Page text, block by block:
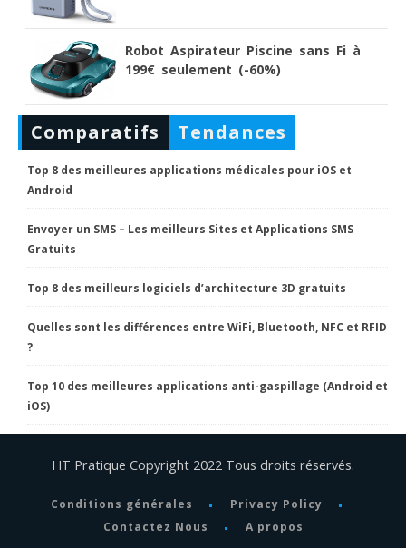
Robot Aspirateur Piscine sans Fi à
199€ seulement (-60%)
Comparatifs Tendances
Top 8 des meilleures applications médicales pour iOS et
Android
Envoyer un SMS – Les meilleurs Sites et Applications SMS
Gratuits
Top 8 des meilleurs logiciels d’architecture 3D gratuits
Quelles sont les différences entre WiFi, Bluetooth, NFC et RFID
?
Top 10 des meilleures applications anti-gaspillage (Android et
iOS)
HT Pratique Copyright 2022 Tous droits réservés.
Conditions générales
Privacy Policy
Contactez Nous
A propos